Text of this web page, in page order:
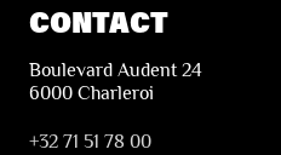
CONTACT
Boulevard Audent 24
6000 Charleroi
+32 71 51 78 00